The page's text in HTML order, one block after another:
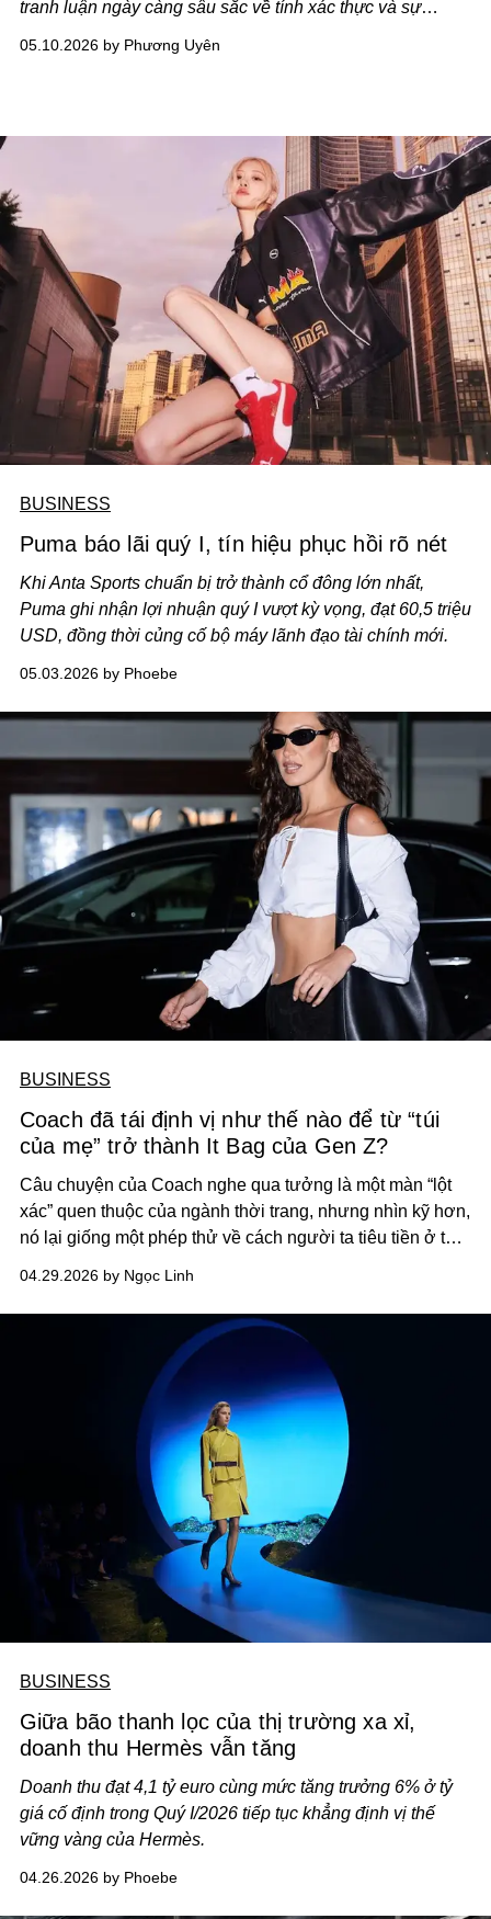
tranh luận ngày càng sâu sắc về tính xác thực và sự
05.10.2026 by Phương Uyên
BUSINESS
Puma báo lãi quý I, tín hiệu phục hồi rõ nét
Khi Anta Sports chuẩn bị trở thành cổ đông lớn nhất,
Puma ghi nhận lợi nhuận quý I vượt kỳ vọng, đạt 60,5 triệu
USD, đồng thời củng cố bộ máy lãnh đạo tài chính mới.
05.03.2026 by Phoebe
BUSINESS
Coach đã tái định vị như thế nào để từ “túi
của mẹ” trở thành It Bag của Gen Z?
Câu chuyện của Coach nghe qua tưởng là một màn “lột
xác” quen thuộc của ngành thời trang, nhưng nhìn kỹ hơn,
nó lại giống một phép thử về cách người ta tiêu tiền ở thời
04.29.2026 by Ngọc Linh
BUSINESS
Giữa bão thanh lọc của thị trường xa xỉ,
doanh thu Hermès vẫn tăng
Doanh thu đạt 4,1 tỷ euro cùng mức tăng trưởng 6% ở tỷ
giá cố định trong Quý I/2026 tiếp tục khẳng định vị thế
vững vàng của Hermès.
04.26.2026 by Phoebe